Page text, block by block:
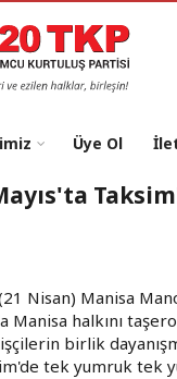
Üye Ol
Nisan) Manisa
Manisa halkını
birlik
tek yumruk tek